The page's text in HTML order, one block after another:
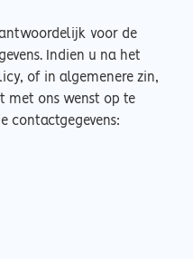
voor de
Indien u na het
of in algemenere zin,
met ons wenst op te
contactgegevens: